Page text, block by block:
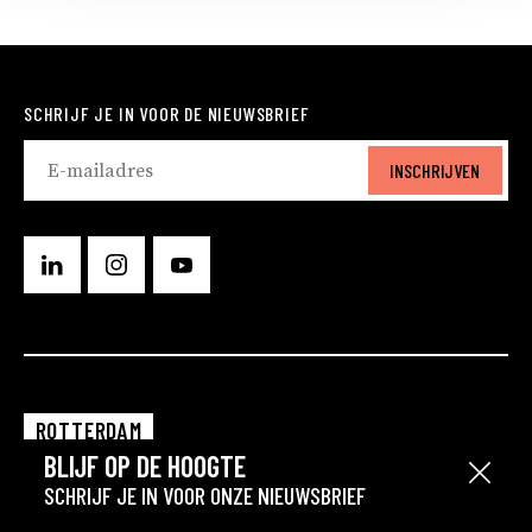
Sluit
BLIJF OP DE HOOGTE
SCHRIJF JE IN VOOR ONZE NIEUWSBRIEF
SCHRIJF JE IN VOOR DE NIEUWSBRIEF
INSCHRIJVEN
ROTTERDAM
EINDHOVEN
GRONINGEN